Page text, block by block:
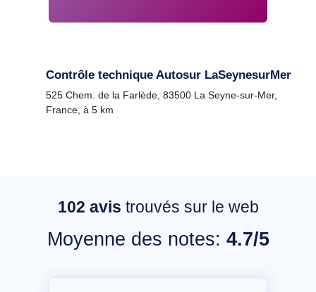
Contrôle technique Autosur LaSeynesurMer
525 Chem. de la Farlède, 83500 La Seyne-sur-Mer,
France, à 5 km
102 avis trouvés sur le web
Moyenne des notes: 4.7/5